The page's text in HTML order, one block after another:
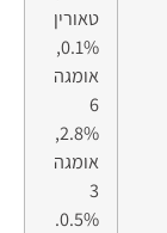
טאורין
0.1%,
אומגה
6
2.8%,
אומגה
3
0.5%.